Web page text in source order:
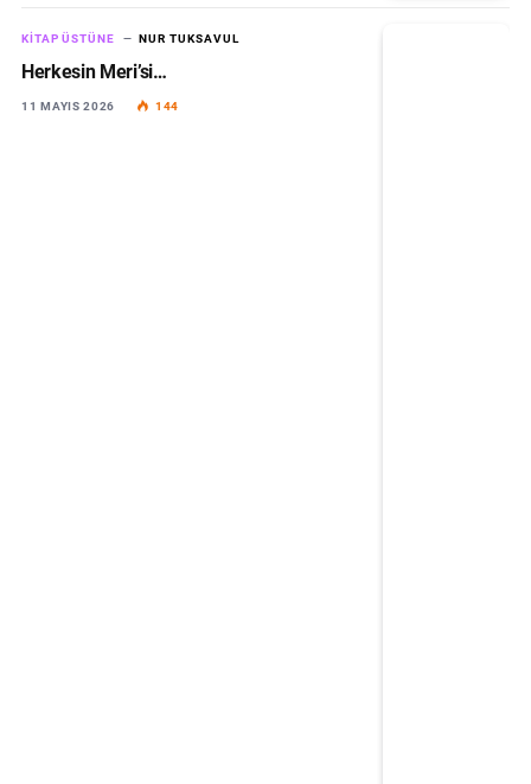
KITAP ÜSTÜNE NUR TUKSAVUL
Herkesin Meri’si…
11 MAYIS 2026 144